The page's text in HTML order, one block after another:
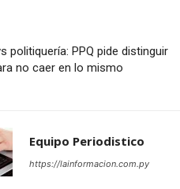
politiquería: PPQ pide distinguir
no caer en lo mismo
Equipo Periodistico
https://lainformacion.com.py